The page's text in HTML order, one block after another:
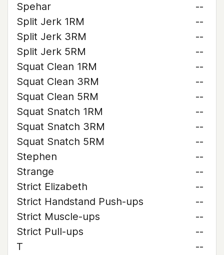
Spehar
--
Split Jerk 1RM
--
Split Jerk 3RM
--
Split Jerk 5RM
--
Squat Clean 1RM
--
Squat Clean 3RM
--
Squat Clean 5RM
--
Squat Snatch 1RM
--
Squat Snatch 3RM
--
Squat Snatch 5RM
--
Stephen
--
Strange
--
Strict Elizabeth
--
Strict Handstand Push-ups
--
Strict Muscle-ups
--
Strict Pull-ups
--
T
--